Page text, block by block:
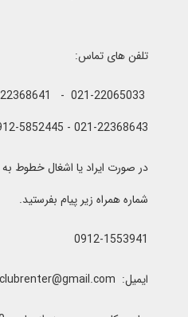
تلفن های تماس:
021-22368643 - 0912-5852445
شماره همراه زیر پیام بفرستید.
0912-1553941
ایمیل: clubrenter@gmail.com